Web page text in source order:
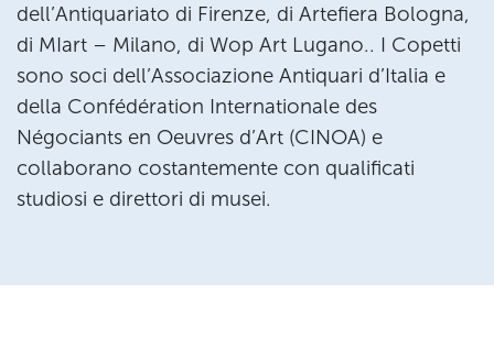
dell’Antiquariato di Firenze, di Artefiera Bologna,
di MIart – Milano, di Wop Art Lugano.. I Copetti
sono soci dell’Associazione Antiquari d’Italia e
della Confédération Internationale des
Négociants en Oeuvres d’Art (CINOA) e
collaborano costantemente con qualificati
studiosi e direttori di musei.